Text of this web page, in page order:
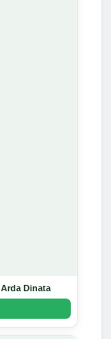
Dinata